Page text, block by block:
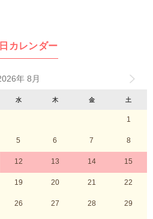
カレンダー
年 8月
水 木 金 土
1
5 6 7 8
12 13 14 15
19 20 21 22
26 27 28 29